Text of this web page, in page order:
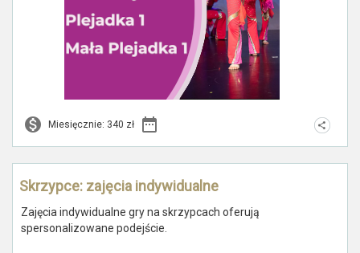
Miesięcznie: 340 zł
Skrzypce: zajęcia indywidualne
Zajęcia indywidualne gry na skrzypcach oferują
spersonalizowane podejście.